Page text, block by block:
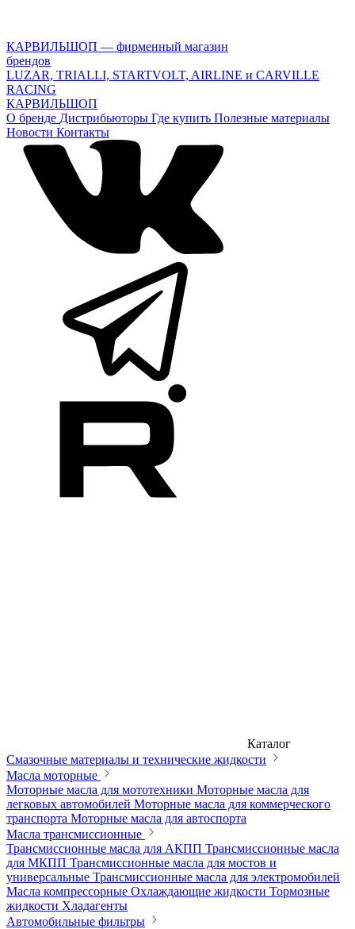
КАРВИЛЬШОП — фирменный магазин
брендов
LUZAR, TRIALLI, STARTVOLT, AIRLINE и CARVILLE
RACING
КАРВИЛЬШОП
О бренде Дистрибьюторы Где купить Полезные материалы
Новости Контакты
Каталог
Смазочные материалы и технические жидкости
Масла моторные
Моторные масла для мототехники Моторные масла для
легковых автомобилей Моторные масла для коммерческого
транспорта Моторные масла для автоспорта
Масла трансмиссионные
Трансмиссионные масла для АКПП Трансмиссионные масла
для МКПП Трансмиссионные масла для мостов и
универсальные Трансмиссионные масла для электромобилей
Масла компрессорные Охлаждающие жидкости Тормозные
жидкости Хладагенты
Автомобильные фильтры